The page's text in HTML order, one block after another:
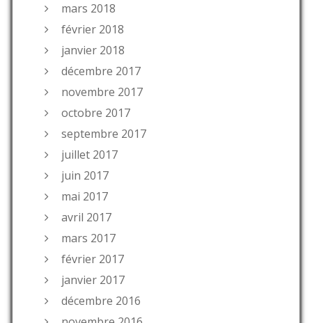
mars 2018
février 2018
janvier 2018
décembre 2017
novembre 2017
octobre 2017
septembre 2017
juillet 2017
juin 2017
mai 2017
avril 2017
mars 2017
février 2017
janvier 2017
décembre 2016